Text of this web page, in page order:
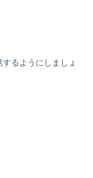
るようにしましょ